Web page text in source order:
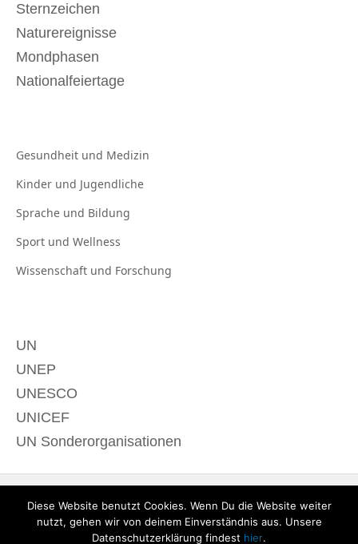
Sternzeichen
Naturereignisse
Mondphasen
Nationalfeiertage
Gesundheit und Medizin
Kinder und Jugendliche
Sprache und Bildung
Sport und Wellness
Wissenschaft und Forschung
UN
UNEP
UNESCO
UNICEF
UN Sonderorganisationen
Diese Website benutzt Cookies. Wenn Du die Website weiter
nutzt, gehen wir von deinem Einverständnis aus. Unsere
Datenschutzerklärung findest hier.